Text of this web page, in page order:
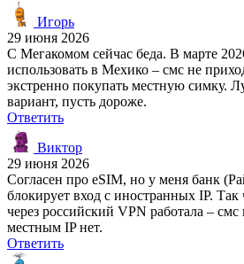
Игорь
29 июня 2026
С Мегакомом сейчас беда. В марте
использовать в Мехико – смс не
экстренно покупать местную симку.
вариант, пусть дороже.
Ответить
Виктор
29 июня 2026
Согласен про eSIM, но у меня банк
блокирует вход с иностранных IP. Так
через российский VPN работала –
местным IP нет.
Ответить